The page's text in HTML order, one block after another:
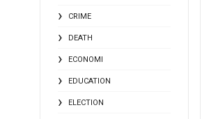
CRIME
DEATH
ECONOMI
EDUCATION
ELECTION